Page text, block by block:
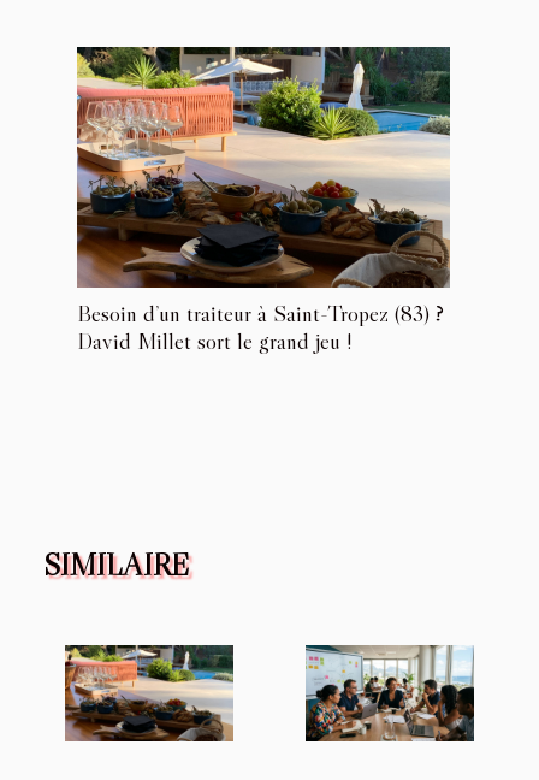
Besoin d’un traiteur à Saint-Tropez (83) ?
David Millet sort le grand jeu !
SIMILAIRE